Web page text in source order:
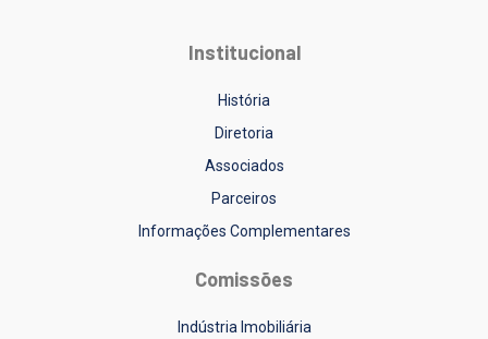
Institucional
História
Diretoria
Associados
Parceiros
Informações Complementares
Comissões
Indústria Imobiliária